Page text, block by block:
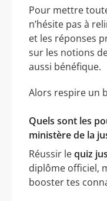
Pour mettre
n’hésite pas à
et les réponses
sur les notions
aussi bénéfique.
Alors respire un
Quels sont les
ministère de la
Réussir lequiz
diplôme officiel,
booster tes